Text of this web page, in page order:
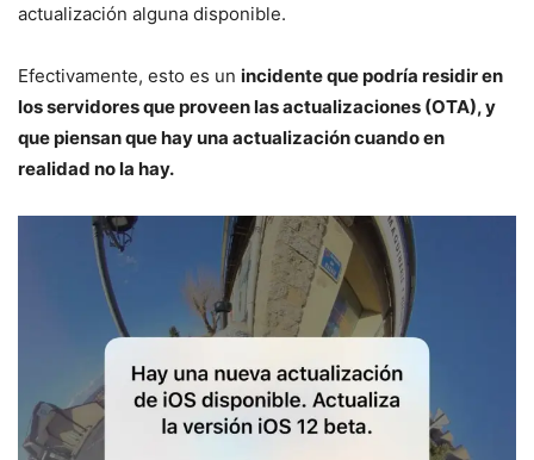
actualización alguna disponible.
Efectivamente, esto es un incidente que podría residir en
los servidores que proveen las actualizaciones (OTA), y
que piensan que hay una actualización cuando en
realidad no la hay.